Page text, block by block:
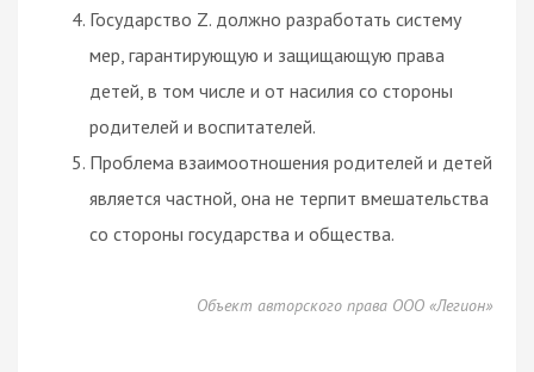
Государство Z. должно разработать систему
мер, гарантирующую и защищающую права
детей, в том числе и от насилия со стороны
родителей и воспитателей.
Проблема взаимоотношения родителей и детей
является частной, она не терпит вмешательства
со стороны государства и общества.
Объект авторского права ООО «Легион»